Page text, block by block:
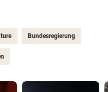
Bundesregierung